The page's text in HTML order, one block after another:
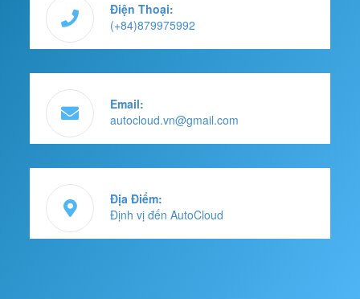
Điện Thoại:
(+84)879975992
Email:
autocloud.vn@gmail.com
Địa Điểm:
Định vị đến AutoCloud